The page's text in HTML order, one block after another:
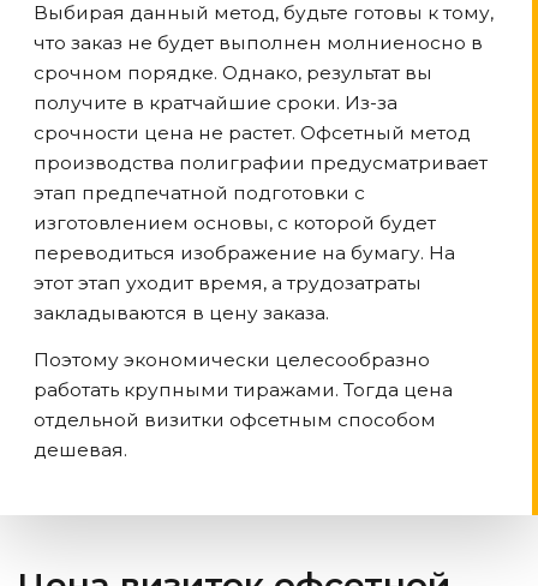
Выбирая данный метод, будьте готовы к тому,
что заказ не будет выполнен молниеносно в
срочном порядке. Однако, результат вы
получите в кратчайшие сроки. Из-за
срочности цена не растет. Офсетный метод
производства полиграфии предусматривает
этап предпечатной подготовки с
изготовлением основы, с которой будет
переводиться изображение на бумагу. На
этот этап уходит время, а трудозатраты
закладываются в цену заказа.
Поэтому экономически целесообразно
работать крупными тиражами. Тогда цена
отдельной визитки офсетным способом
дешевая.